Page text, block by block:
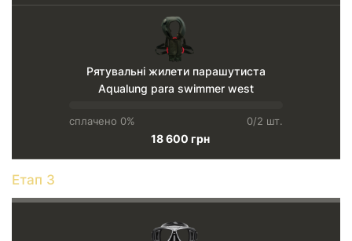
Рятувальні жилети парашутиста
Aqualung para swimmer west
сплачено 0% 0/2 шт.
18 600 грн
Етап 3